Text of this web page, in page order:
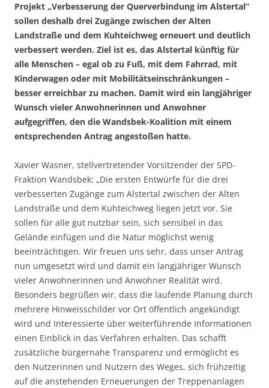
Projekt „Verbesserung der Querverbindung im Alstertal“
sollen deshalb drei Zugänge zwischen der Alten
Landstraße und dem Kuhteichweg erneuert und deutlich
verbessert werden. Ziel ist es, das Alstertal künftig für
alle Menschen – egal ob zu Fuß, mit dem Fahrrad, mit
Kinderwagen oder mit Mobilitätseinschränkungen –
besser erreichbar zu machen. Damit wird ein langjähriger
Wunsch vieler Anwohnerinnen und Anwohner
aufgegriffen, den die Wandsbek-Koalition mit einem
entsprechenden Antrag angestoßen hatte.
Xavier Wasner, stellvertretender Vorsitzender der SPD-
Fraktion Wandsbek: „Die ersten Entwürfe für die drei
verbesserten Zugänge zum Alstertal zwischen der Alten
Landstraße und dem Kuhteichweg liegen jetzt vor. Sie
sollen für alle gut nutzbar sein, sich sensibel in das
Gelände einfügen und die Natur möglichst wenig
beeinträchtigen. Wir freuen uns sehr, dass unser Antrag
nun umgesetzt wird und damit ein langjähriger Wunsch
vieler Anwohnerinnen und Anwohner Realität wird.
Besonders begrüßen wir, dass die laufende Planung durch
mehrere Hinweisschilder vor Ort öffentlich angekündigt
wird und Interessierte über weiterführende Informationen
einen Einblick in das Verfahren erhalten. Das schafft
zusätzliche bürgernahe Transparenz und ermöglicht es
den Nutzerinnen und Nutzern des Weges, sich frühzeitig
auf die anstehenden Erneuerungen der Treppenanlagen